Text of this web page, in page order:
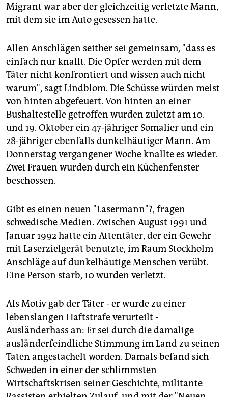
Migrant war aber der gleichzeitig verletzte Mann,
mit dem sie im Auto gesessen hatte.
Allen Anschlägen seither sei gemeinsam, "dass es
einfach nur knallt. Die Opfer werden mit dem
Täter nicht konfrontiert und wissen auch nicht
warum", sagt Lindblom. Die Schüsse würden meist
von hinten abgefeuert. Von hinten an einer
Bushaltestelle getroffen wurden zuletzt am 10.
und 19. Oktober ein 47-jähriger Somalier und ein
28-jähriger ebenfalls dunkelhäutiger Mann. Am
Donnerstag vergangener Woche knallte es wieder.
Zwei Frauen wurden durch ein Küchenfenster
beschossen.
Gibt es einen neuen "Lasermann"?, fragen
schwedische Medien. Zwischen August 1991 und
Januar 1992 hatte ein Attentäter, der ein Gewehr
mit Laserzielgerät benutzte, im Raum Stockholm
Anschläge auf dunkelhäutige Menschen verübt.
Eine Person starb, 10 wurden verletzt.
Als Motiv gab der Täter - er wurde zu einer
lebenslangen Haftstrafe verurteilt -
Ausländerhass an: Er sei durch die damalige
ausländerfeindliche Stimmung im Land zu seinen
Taten angestachelt worden. Damals befand sich
Schweden in einer der schlimmsten
Wirtschaftskrisen seiner Geschichte, militante